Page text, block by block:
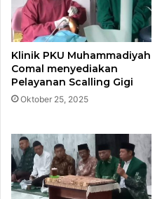
Klinik PKU Muhammadiyah
Comal menyediakan
Pelayanan Scalling Gigi
Oktober 25, 2025